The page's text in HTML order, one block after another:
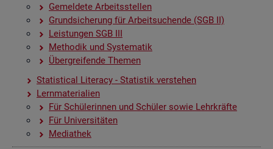
Ge­mel­de­te Ar­beits­stel­len
Grund­si­che­rung für Ar­beit­su­chen­de (SGB II)
Leis­tun­gen SGB III
Me­tho­dik und Sys­te­ma­tik
Über­grei­fen­de The­men
Sta­ti­s­ti­cal Li­te­r­acy - Sta­tis­tik ver­ste­hen
Lern­ma­te­ria­li­en
Für Schü­le­rin­nen und Schü­ler sowie Lehr­kräf­te
Für Uni­ver­si­tä­ten
Me­dia­thek